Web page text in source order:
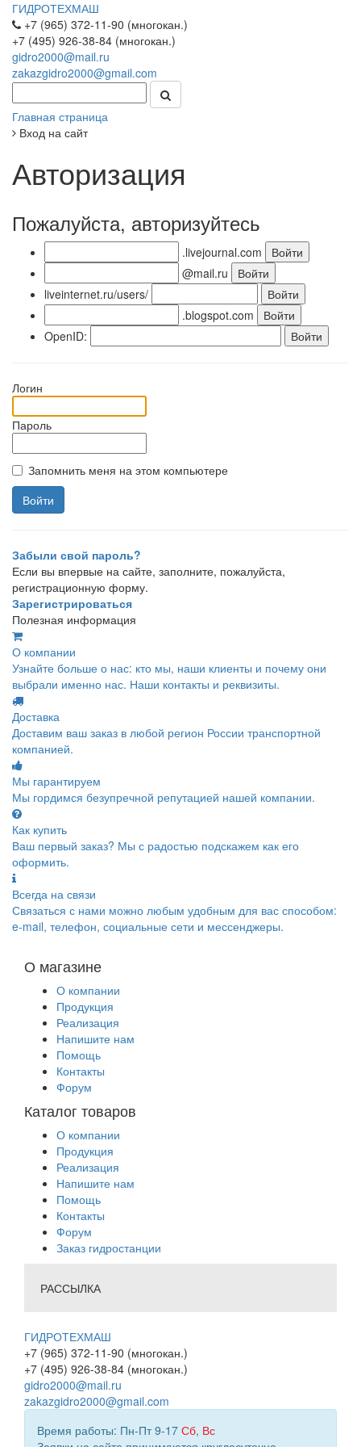
ГИДРОТЕХМАШ
+7 (965) 372-11-90 (многокан.)
+7 (495) 926-38-84 (многокан.)
gidro2000@mail.ru
zakazgidro2000@gmail.com
Главная страница
Вход на сайт
Авторизация
Пожалуйста, авторизуйтесь
.livejournal.com
@mail.ru
liveinternet.ru/users/
.blogspot.com
OpenID:
Логин
Пароль
Запомнить меня на этом компьютере
Забыли свой пароль?
Если вы впервые на сайте, заполните, пожалуйста,
регистрационную форму.
Зарегистрироваться
Полезная информация
О компании
Узнайте больше о нас: кто мы, наши клиенты и почему они
выбрали именно нас. Наши контакты и реквизиты.
Доставка
Доставим ваш заказ в любой регион России транспортной
компанией.
Мы гарантируем
Мы гордимся безупречной репутацией нашей компании.
Как купить
Ваш первый заказ? Мы с радостью подскажем как его
оформить.
Всегда на связи
Связаться с нами можно любым удобным для вас способом:
e-mail, телефон, социальные сети и мессенджеры.
О магазине
О компании
Продукция
Реализация
Напишите нам
Помощь
Контакты
Форум
Каталог товаров
О компании
Продукция
Реализация
Напишите нам
Помощь
Контакты
Форум
Заказ гидростанции
РАССЫЛКА
ГИДРОТЕХМАШ
+7 (965) 372-11-90 (многокан.)
+7 (495) 926-38-84 (многокан.)
gidro2000@mail.ru
zakazgidro2000@gmail.com
Время работы: Пн-Пт 9-17 Сб, Вс